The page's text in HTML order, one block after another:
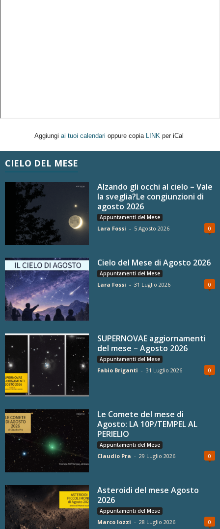
Aggiungi ai tuoi calendari oppure copia LINK per iCal
CIELO DEL MESE
Alzando gli occhi al cielo – Vale
la sveglia?Le congiunzioni di
agosto 2026
Appuntamenti del Mese
Lara Fossi - 5 Agosto 2026 0
Cielo del Mese di Agosto 2026
Appuntamenti del Mese
Lara Fossi - 31 Luglio 2026 0
SUPERNOVAE aggiornamenti
del mese – Agosto 2026
Appuntamenti del Mese
Fabio Briganti - 31 Luglio 2026 0
Le Comete del mese di
Agosto: LA 10P/TEMPEL AL
PERIELIO
Appuntamenti del Mese
Claudio Pra - 29 Luglio 2026 0
Asteroidi del mese Agosto
2026
Appuntamenti del Mese
Marco Iozzi - 28 Luglio 2026 0